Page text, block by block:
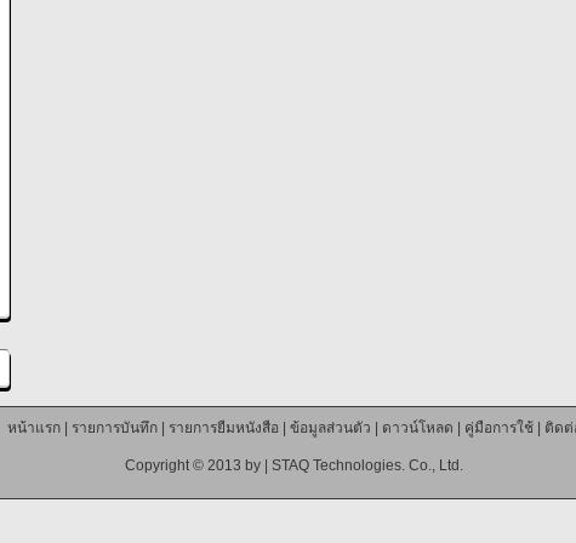
หน้าแรก| รายการบันทึก| รายการยืมหนังสือ ข้อมูลส่วนตัว ดาวน์โหลด คู่มือการใช้| ติดต่
Copyright © 2013 by | STAQ Technologies. Co., Ltd.